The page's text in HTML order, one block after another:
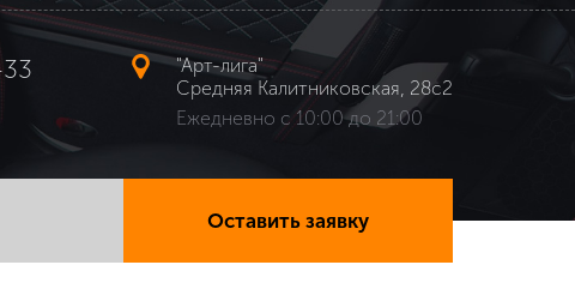
"Арт-лига"
Средняя Калитниковская, 28с2
Ежедневно с 10:00 до 21:00
Оставить заявку